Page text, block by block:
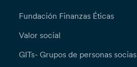
Fundación Finanzas Éticas
Valor social
GITs- Grupos de personas socias